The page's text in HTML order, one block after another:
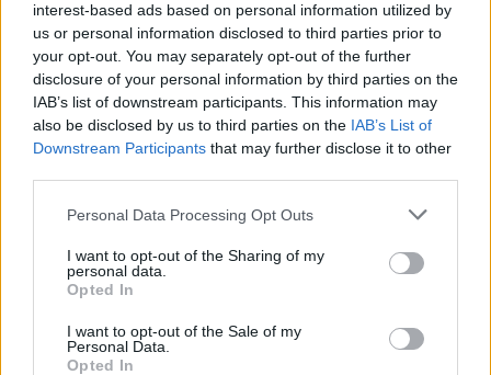
interest-based ads based on personal information utilized by
us or personal information disclosed to third parties prior to
your opt-out. You may separately opt-out of the further
disclosure of your personal information by third parties on the
IAB’s list of downstream participants. This information may
also be disclosed by us to third parties on the IAB’s List of
Downstream Participants that may further disclose it to other
Please note that this website/app uses one or more Google
not limited to your visit or usage behaviour. You may click to
grant or deny consent to Google and its third-party tags to
use your data for below specified purposes in below Google
consent section.
Personal Data Processing Opt Outs
I want to opt-out of the Sharing of my
personal data.
Opted In
I want to opt-out of the Sale of my
Personal Data.
Opted In
Amerikaanse werkloosheidscijfers dalen: wat houdt dit in voor
de economie?
FINANCIERING